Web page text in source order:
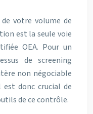
votre volume de
est la seule voie
OEA. Pour un
de screening
non négociable
donc crucial de
de ce contrôle.